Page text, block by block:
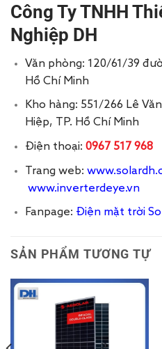
Công Ty TNHH
Nghiệp DH
Văn phòng: 120/61/39
Hồ Chí Minh
Kho hàng: 551/266 Lê
Hiệp, TP. Hồ Chí Minh
Điện thoại: 0967 517 968
Trang web:
www.inverterdeye.vn
Fanpage: Điện mặt trời
SẢN PHẨM TƯƠNG TỰ